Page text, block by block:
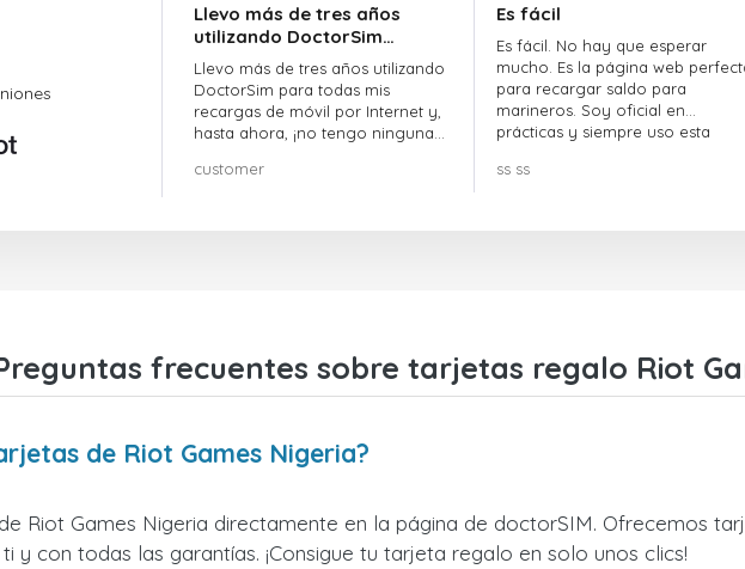
Llevo más de tres años
utilizando DoctorSim…
Llevo más de tres años utilizando
DoctorSim para todas mis
recargas de móvil por Internet y,
hasta ahora, ¡no tengo ninguna
customer
Es fácil
Es fácil. No hay que esperar
mucho. Es la página web
para recargar saldo para
marineros. Soy oficial en
prácticas y siempre uso esta
ss ss
frecuentes sobre tarjetas regalo Riot
de Riot Games Nigeria?
Riot Games Nigeria directamente en la página de doctorSIM. Ofrecemos
y con todas las garantías. ¡Consigue tu tarjeta regalo en solo unos clics!